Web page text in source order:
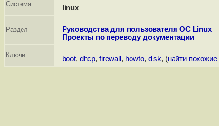
Система linux
Раздел
Руководства для пользователя ОС Linux
Проекты по переводу документации
Ключи boot, dhcp, firewall , howto, disk, (найти